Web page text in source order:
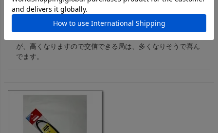
こんにちは。7メガヘルツと1.8メガヘルツと1.9メガヘルツ
のＳＷＲは、1.3以下に落ちました。しかし、3.5メガヘルツ
が、高くなりますので交信できる局は、多くなりそうで喜ん
でます。